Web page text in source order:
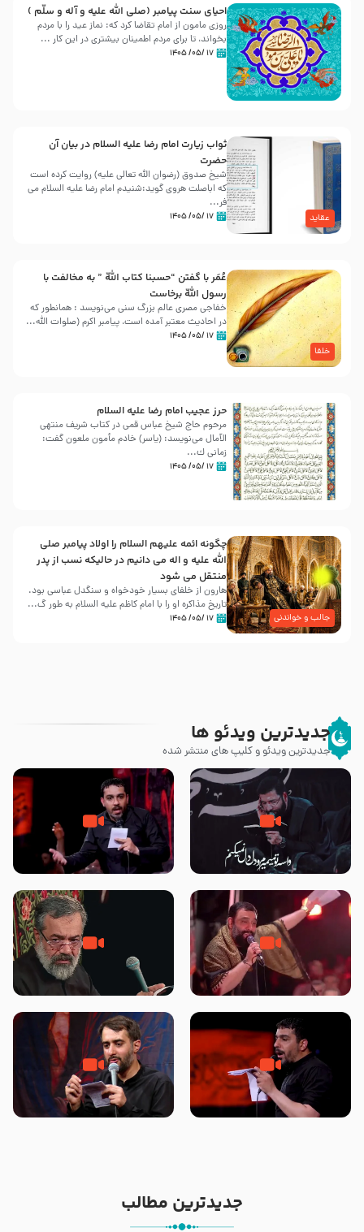
احیای سنت پیامبر (صلی الله علیه و آله و سلّم )
روزی مامون از امام تقاضا کرد که: نماز عید را با مردم
بخواند، تا برای مردم اطمینان بیشتری در این کار ...
۱۷ /۰۵/ ۱۴۰۵
عقاید
ثواب زیارت امام رضا علیه السلام در بیان آن
حضرت
شیخ صدوق (رضوان الله تعالی علیه) روایت کرده است
که اباصلت هروی گوید:شنیدم امام رضا علیه السلام می
فر...
۱۷ /۰۵/ ۱۴۰۵
خلفا
عُمَر با گفتن “حسبنا كتاب اللّه ” به مخالفت با
رسول اللّه برخاست
خفاجی مصری عالم بزرگ سنی می‌نویسد : همانطور که
در احادیث معتبر آمده است، پیامبر اکرم (صلوات اللّه...
۱۷ /۰۵/ ۱۴۰۵
حرز عجیب امام رضا علیه السلام
مرحوم حاج شیخ عباس قمی در کتاب شریف منتهی
الآمال می‌نویسد: (ياسر) خادم مأمون ملعون گفت:
زمانى ك...
۱۷ /۰۵/ ۱۴۰۵
جالب و خواندنی
چگونه ائمه علیهم السلام را اولاد پیامبر صلی
الله علیه و اله می دانیم در حالیکه نسب از پدر
منتقل می شود
هارون از خلفای بسیار خودخواه و سنگدل عباسی بود.
تاریخ مذاکره او را با امام کاظم علیه السلام به طور گ...
۱۷ /۰۵/ ۱۴۰۵
جدیدترین ویدئو ها
جدیدترین ویدئو و کلیپ های منتشر شده
مصداق کربلا – حاج حسین سیب
سرخی
شور ، حسینا! به‌ حق زهرا «أُنْظُرْ
إِلَینا» – عزاداری شب هفتم ماه
جانا جانا ابی عبدالله – کربلایی جواد
مقدم – شب هشتم محرم 1448 –
مادر منم مثل تو خمیدم – حاج
محمود کریمی – شهادت حضرت
هیئت رایة العباس علیه السلام
تک ، عبّاس، صاحب دل‌هاست –
حاج حنیف طاهری – عزاداری شب
من غلام نوکراتم من عاشق کربلاتم
– شور زمینه – شب هفتم – محرم
جدیدترین مطالب